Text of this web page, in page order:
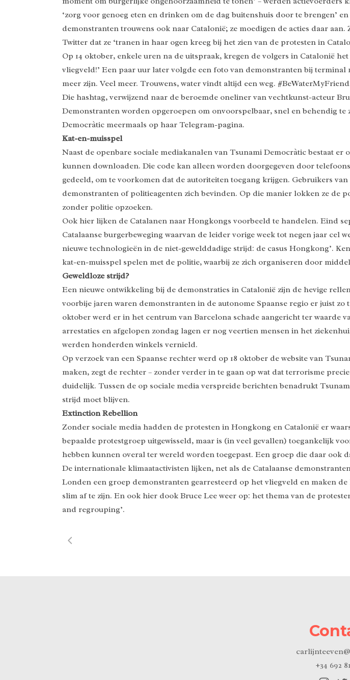
‘zorg voor genoeg eten en drinken om de dag buitenshuis door te brengen’
demonstranten trouwens ook naar Catalonië; ze moedigen de acties daar
Twitter dat ze ‘tranen in haar ogen kreeg bij het zien van de protesten in
Op 14 oktober, enkele uren na de uitspraak, kregen de volgers in Catalonië
vliegveld!’ Een paar uur later volgde een foto van demonstranten bij terminal
meer zijn. Veel meer. Trouwens, water vindt altijd een weg.
Die hashtag, verwijzend naar de beroemde oneliner van vechtkunst-acteur
Demonstranten worden opgeroepen om onvoorspelbaar, snel en behendig te
Democràtic meermaals op haar Telegram-pagina.
Kat-en-muisspel
Naast de openbare sociale mediakanalen van Tsunami Democràtic bestaat
kunnen downloaden. Die code kan alleen worden doorgegeven door
gedeeld, om te voorkomen dat de autoriteiten toegang krijgen. Gebruikers
demonstranten of politieagenten zich bevinden. Op die manier lokken ze de
zonder politie opzoeken.
Ook hier lijken de Catalanen naar Hongkongs voorbeeld te handelen. Eind
Catalaanse burgerbeweging waarvan de leider vorige week tot negen jaar
nieuwe technologieën in de niet-gewelddadige strijd: de casus Hongkong’.
kat-en-muisspel spelen met de politie, waarbij ze zich organiseren door
Geweldloze strijd?
Een nieuwe ontwikkeling bij de demonstraties in Catalonië zijn de hevige
voorbije jaren waren demonstranten in de autonome Spaanse regio er juist
oktober werd er in het centrum van Barcelona schade aangericht ter waarde
arrestaties en afgelopen zondag lagen er nog veertien mensen in het
werden honderden winkels vernield.
Op verzoek van een Spaanse rechter werd op 18 oktober de website van
maken, zegt de rechter – zonder verder in te gaan op wat dat terrorisme
duidelijk. Tussen de op sociale media verspreide berichten benadrukt
strijd moet blijven.
Extinction Rebellion
Zonder sociale media hadden de protesten in Hongkong en Catalonië er
bepaalde protestgroep uitgewisseld, maar is (in veel gevallen) toegankelijk
hebben kunnen overal ter wereld worden toegepast. Een groep die daar ook
De internationale klimaatactivisten lijken, net als de Catalaanse
Londen een groep demonstranten gearresteerd op het vliegveld en maken
slim af te zijn. En ook hier dook Bruce Lee weer op: het thema van de
and regrouping’.
+34 692